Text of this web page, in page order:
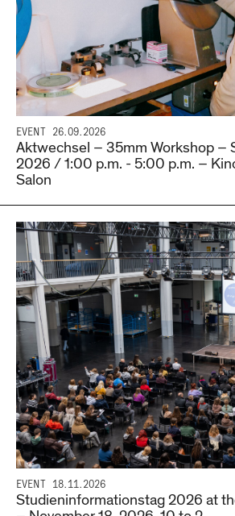
EVENT 26.09.2026
Aktwechsel – 35mm Workshop –
2026 / 1:00 p.m. - 5:00 p.m. –
Salon
EVENT 18.11.2026
Studieninformationstag 2026 at